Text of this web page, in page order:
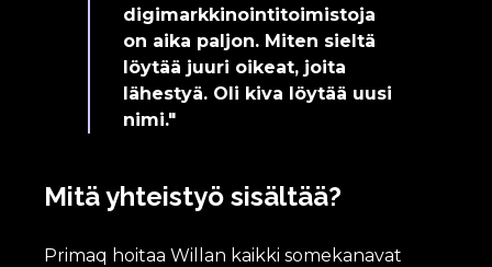
digimarkkinointitoimistoja
on aika paljon. Miten sieltä
löytää juuri oikeat, joita
lähestyä. Oli kiva löytää uusi
nimi."
Mitä yhteistyö sisältää?
Primaq hoitaa Willan kaikki somekanavat